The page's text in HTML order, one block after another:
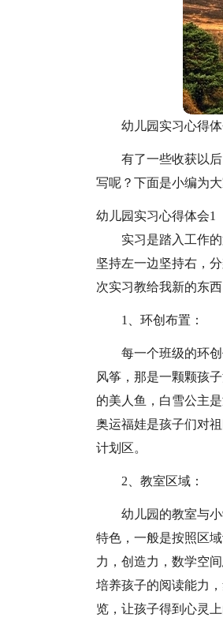
幼儿园实习心得
有了一些收获以
写呢？下面是小编为
幼儿园实习心得体会1
实习是踏入工作
坚持左一边坚持右，
次实习教给我新的东
1、环创布置：
每一个班级的环
风筝，那是一颗颗孩
的美人鱼，白雪公主
奥运福娃是孩子们对
计划区。
2、教室区域：
幼儿园的教室与
特色，一般是按照区
力，创造力，数学空
培养孩子的阅读能力
览，让孩子得到心灵